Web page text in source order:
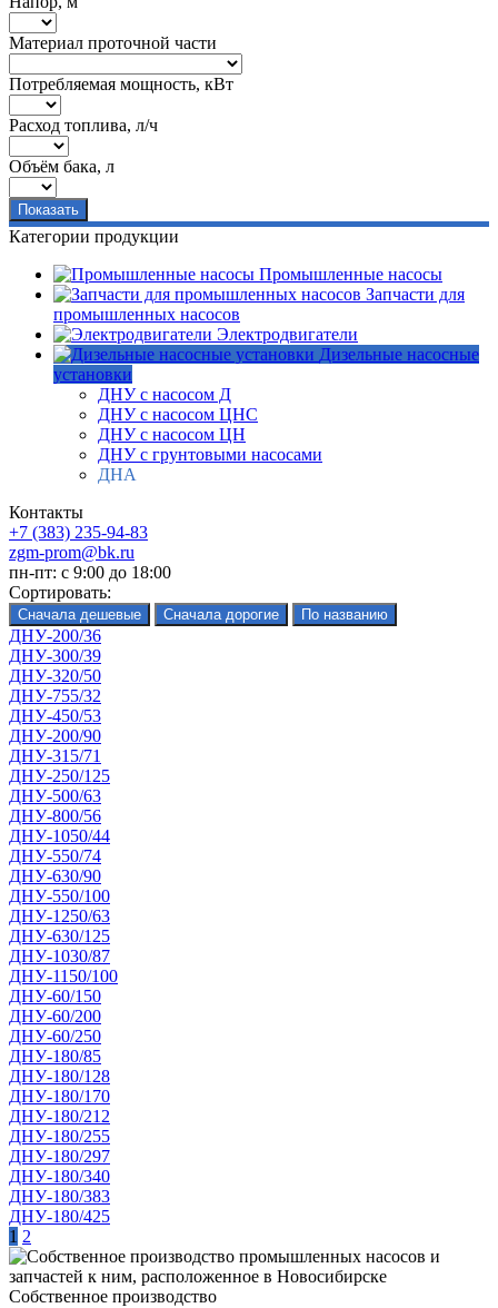
Материал проточной части
Потребляемая мощность, кВт
Расход топлива, л/ч
Объём бака, л
Категории продукции
Промышленные насосы
Запчасти для
промышленных насосов
Электродвигатели
Дизельные насосные
установки
ДНУ с насосом Д
ДНУ с насосом ЦНС
ДНУ с насосом ЦН
ДНУ с грунтовыми насосами
ДНА
Контакты
+7 (383) 235-94-83
zgm-prom@bk.ru
пн-пт: с 9:00 до 18:00
Сортировать:
ДНУ-200/36
ДНУ-300/39
ДНУ-320/50
ДНУ-755/32
ДНУ-450/53
ДНУ-200/90
ДНУ-315/71
ДНУ-250/125
ДНУ-500/63
ДНУ-800/56
ДНУ-1050/44
ДНУ-550/74
ДНУ-630/90
ДНУ-550/100
ДНУ-1250/63
ДНУ-630/125
ДНУ-1030/87
ДНУ-1150/100
ДНУ-60/150
ДНУ-60/200
ДНУ-60/250
ДНУ-180/85
ДНУ-180/128
ДНУ-180/170
ДНУ-180/212
ДНУ-180/255
ДНУ-180/297
ДНУ-180/340
ДНУ-180/383
ДНУ-180/425
1 2
Собственное производство